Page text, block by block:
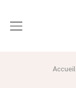
Accueil